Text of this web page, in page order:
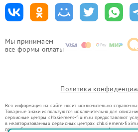
Мы принимаем
все формы оплаты
Политика
Вся информация на сайте носит исключительно
Товарные знаки используются исключительно для
сервисные центры chb.siemens-fixim.ru предоставляют
в неавторизованных сервисных центрах chb.siemens-
правообладателями товарных знаков или их